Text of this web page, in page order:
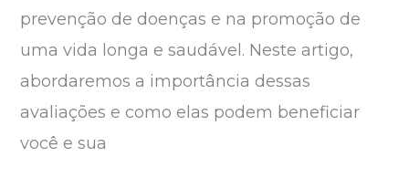
prevenção de doenças e na promoção de
uma vida longa e saudável. Neste artigo,
abordaremos a importância dessas
avaliações e como elas podem beneficiar
você e sua